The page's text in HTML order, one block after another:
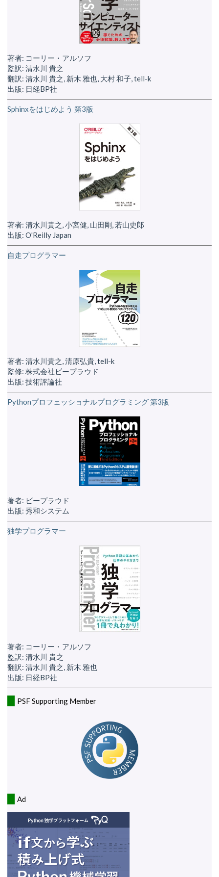
著者: コーリー・アルソフ
監訳: 清水川 貴之
翻訳: 清水川 貴之, 新木 雅也, 大村 和子, tell-k
出版: 日経BP社
Sphinxをはじめよう 第3版
著者: 清水川貴之, 小宮健, 山田剛, 若山史郎
出版: O'Reilly Japan
自走プログラマー
著者: 清水川貴之, 清原弘貴, tell-k
監修: 株式会社ビープラウド
出版: 技術評論社
Pythonプロフェッショナルプログラミング 第3版
著者: ビープラウド
出版: 秀和システム
独学プログラマー
著者: コーリー・アルソフ
監訳: 清水川 貴之
翻訳: 清水川 貴之, 新木 雅也
出版: 日経BP社
PSF Supporting Member
Ad